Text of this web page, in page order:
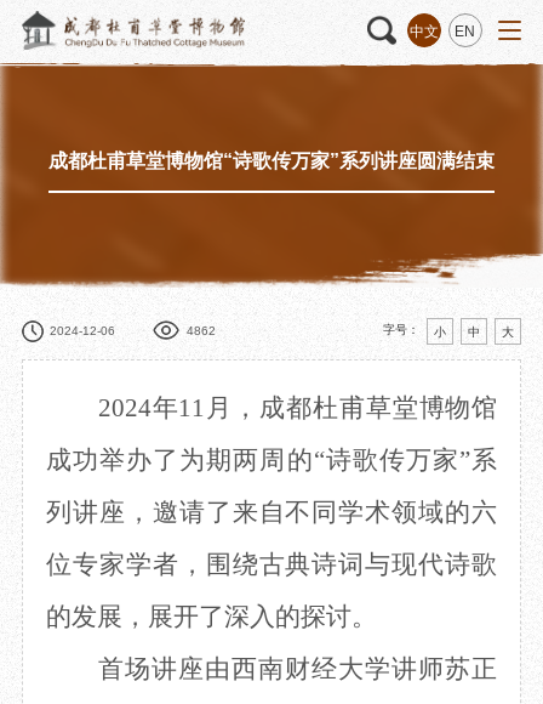
中文 EN
请
活动 “人日游草堂”系列文化活动 藏品 藏品概述
数字资源
捐赠名录
文创 杜甫草堂文创馆
数字文创
草堂艺术中心
文创咨询
景点 正门
诗史堂
少陵草堂碑亭
成都杜甫草堂博物馆“诗歌传万家”系列讲座圆满结束
2024-12-06 4862 字号： 小 中 大
2024年11月，成都杜甫草堂博物馆
成功举办了为期两周 的“诗歌传万家”系
列讲座 ， 邀请了来自不同学术领域的六
位专家学者，围绕古典诗词与现代诗歌
的发展，展开了深入的探讨。
首场讲座由西南财经大学讲师苏正